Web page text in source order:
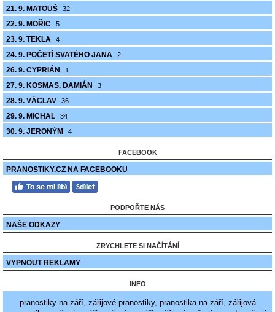
21. 9. MATOUŠ 32
22. 9. MOŘIC 5
23. 9. TEKLA 4
24. 9. POČETÍ SVATÉHO JANA 2
26. 9. CYPRIÁN 1
27. 9. KOSMAS, DAMIÁN 3
28. 9. VÁCLAV 36
29. 9. MICHAL 34
30. 9. JERONÝM 4
FACEBOOK
PRANOSTIKY.CZ NA FACEBOOKU
PODPOŘTE NÁS
NAŠE ODKAZY
ZRYCHLETE SI NAČÍTÁNÍ
VYPNOUT REKLAMY
INFO
pranostiky na září, zářijové pranostiky, pranostika na září, zářijová